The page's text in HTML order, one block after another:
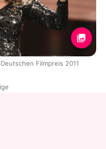
Filmpreis 2011